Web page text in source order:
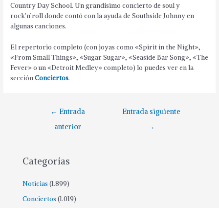
Country Day School. Un grandísimo concierto de soul y
rock’n’roll donde contó con la ayuda de Southside Johnny en
algunas canciones.
El repertorio completo (con joyas como «Spirit in the Night»,
«From Small Things», «Sugar Sugar», «Seaside Bar Song», «The
Fever» o un «Detroit Medley» completo) lo puedes ver en la
secciónConciertos.
Navegación
← Entrada
anterior
Entrada siguiente
→
Categorías
Noticias (1.899)
Conciertos (1.019)